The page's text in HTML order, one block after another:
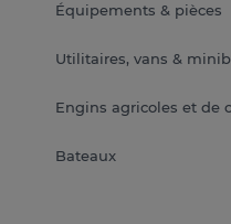
Équipements & pièces
Utilitaires, vans &
Engins agricoles et de
Bateaux